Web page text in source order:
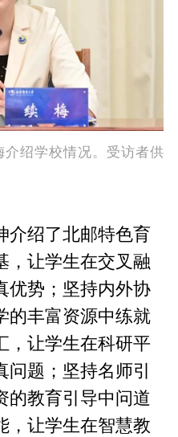
绍学校情况。受访者供
介绍了北邮特色育
，让学生在交叉融
优势；坚持内外协
的丰富资源中练就
，让学生在科研平
题；坚持名师引
的教育引导中问道
，让学生在智慧教